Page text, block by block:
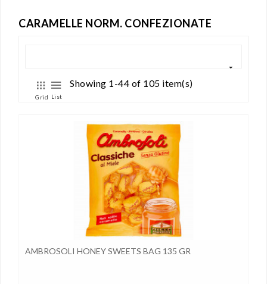
CARAMELLE NORM. CONFEZIONATE
Grid List
Showing 1-44 of 105 item(s)
AMBROSOLI HONEY SWEETS BAG 135 GR